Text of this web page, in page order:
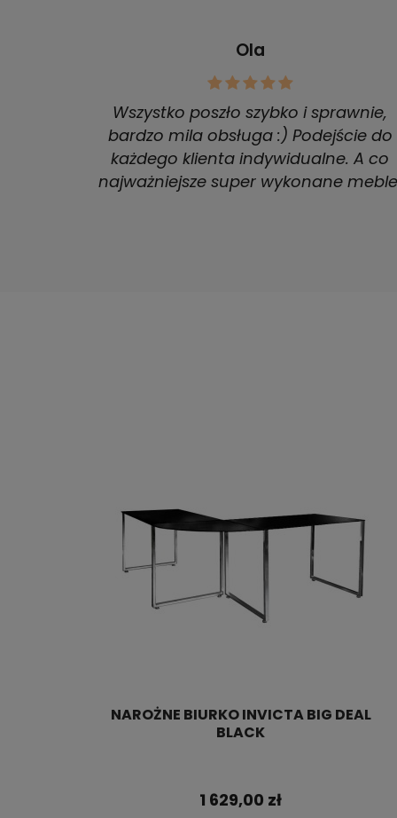
Ola
Wszystko poszło szybko i sprawnie,
bardzo mila obsługa :) Podejście do
każdego klienta indywidualne. A co
najważniejsze super wykonane
NAROŻNE BIURKO INVICTA BIG DEAL
BLACK
1 629,00 zł